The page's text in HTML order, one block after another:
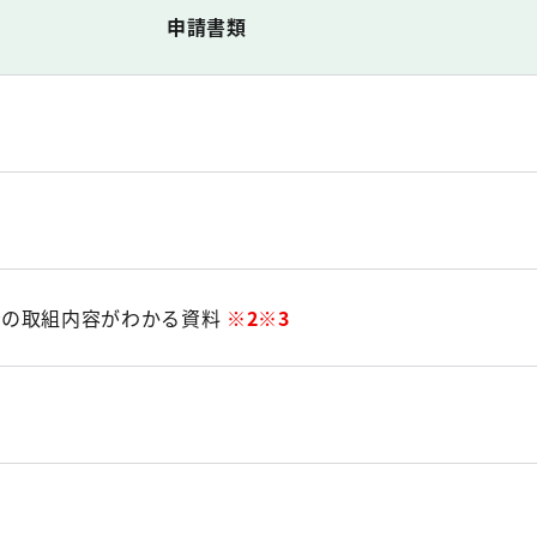
申請書類
取組内容がわかる資料 ※2※3